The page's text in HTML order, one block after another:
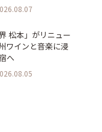
松本」がリニュー
ワインと音楽に浸
へ